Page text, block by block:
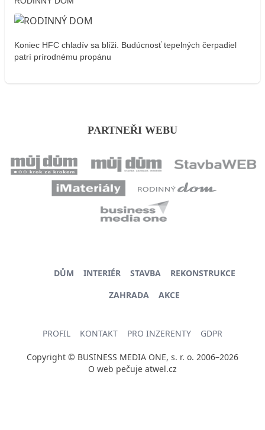
Koniec HFC chladív sa blíži. Budúcnosť tepelných čerpadiel
patrí prírodnému propánu
PARTNEŘI WEBU
DŮM INTERIÉR STAVBA
REKONSTRUKCE
ZAHRADA
AKCE
PROFIL KONTAKT PRO INZERENTY GDPR
Copyright © BUSINESS MEDIA ONE, s. r. o. 2006–2026